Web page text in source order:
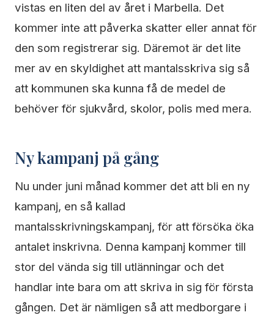
vistas en liten del av året i Marbella. Det
kommer inte att påverka skatter eller annat för
den som registrerar sig. Däremot är det lite
mer av en skyldighet att mantalsskriva sig så
att kommunen ska kunna få de medel de
behöver för sjukvård, skolor, polis med mera.
Ny kampanj på gång
Nu under juni månad kommer det att bli en ny
kampanj, en så kallad
mantalsskrivningskampanj, för att försöka öka
antalet inskrivna. Denna kampanj kommer till
stor del vända sig till utlänningar och det
handlar inte bara om att skriva in sig för första
gången. Det är nämligen så att medborgare i